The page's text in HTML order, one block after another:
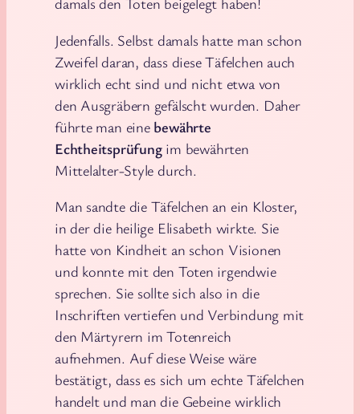
Jedenfalls. Selbst damals hatte man schon
Zweifel daran, dass diese Täfelchen auch
wirklich echt sind und nicht etwa von
den Ausgräbern gefälscht wurden. Daher
führte man eine bewährte
Echtheitsprüfungim bewährten
Mittelalter-Style durch.
Man sandte die Täfelchen an ein Kloster,
in der die heilige Elisabeth wirkte. Sie
hatte von Kindheit an schon Visionen
und konnte mit den Toten irgendwie
sprechen. Sie sollte sich also in die
Inschriften vertiefen und Verbindung mit
den Märtyrern im Totenreich
aufnehmen. Auf diese Weise wäre
bestätigt, dass es sich um echte Täfelchen
handelt und man die Gebeine wirklich